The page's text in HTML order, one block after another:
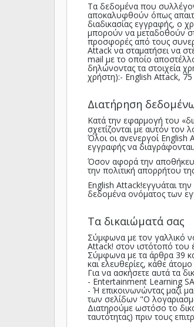
Τα δεδομένα που
αποκαλυφθούν όπως
διαδικασίας εγγραφής, ο
μπορούν να μεταδοθούν
προσφορές από τους
Attack να σταματήσει να
mail με το οποίο
δηλώνοντας τα στοιχεία
χρήστη):- English Attack, 75
Διατήρηση
Κατά την εφαρμογή του
σχετίζονται με αυτόν
Όλοι οι ανενεργοί English
εγγραφής να διαγράφονται.
Όσον αφορά την
την πολιτική απορρήτου
English Attack!εγγυάται
δεδομένα ονόματος των
Τα δικαιώματά σας
Σύμφωνα με τον γαλλικό
Attack! στον ιστότοπό του
Σύμφωνα με τα άρθρα 39
και ελευθερίες, κάθε
Για να ασκήσετε αυτά τα
- Entertainment Learning
- Ή επικοινωνώντας μαζί
των σελίδων "Ο
Διατηρούμε ωστόσο το
ταυτότητας) πριν τους